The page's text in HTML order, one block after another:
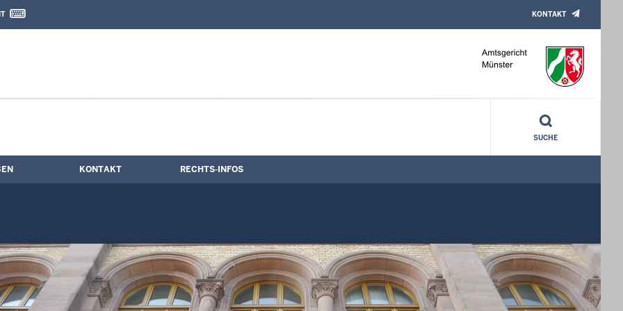
Kontaktformular
KONTAKT
SUCHE
KONTAKT RECHTS-INFOS